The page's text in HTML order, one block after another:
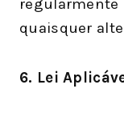
regularmente
quaisquer
6. Lei